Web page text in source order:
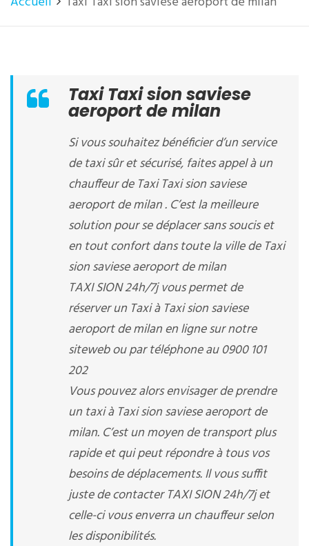
Taxi Taxi sion saviese
aeroport de milan
Si vous souhaitez bénéficier d’un service
de taxi sûr et sécurisé, faites appel à un
chauffeur de Taxi Taxi sion saviese
aeroport de milan . C’est la meilleure
solution pour se déplacer sans soucis et
en tout confort dans toute la ville de Taxi
sion saviese aeroport de milan
TAXI SION 24h/7j vous permet de
réserver un Taxi à Taxi sion saviese
aeroport de milan en ligne sur notre
siteweb ou par téléphone au 0900 101
202
Vous pouvez alors envisager de prendre
un taxi à Taxi sion saviese aeroport de
milan. C’est un moyen de transport plus
rapide et qui peut répondre à tous vos
besoins de déplacements. Il vous suffit
juste de contacter TAXI SION 24h/7j et
celle-ci vous enverra un chauffeur selon
les disponibilités.